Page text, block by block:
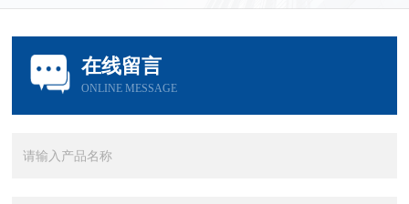
在线留言
ONLINE MESSAGE